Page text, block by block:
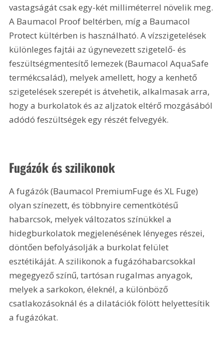
vastagságát csak egy-két milliméterrel növelik meg.
A Baumacol Proof beltérben, míg a Baumacol
Protect kültérben is használható. A vízszigetelések
különleges fajtái az úgynevezett szigetelő- és
feszültségmentesítő lemezek (Baumacol AquaSafe
termékcsalád), melyek amellett, hogy a kenhető
szigetelések szerepét is átvehetik, alkalmasak arra,
hogy a burkolatok és az aljzatok eltérő mozgásából
adódó feszültségek egy részét felvegyék.
Fugázók és szilikonok
A fugázók (Baumacol PremiumFuge és XL Fuge)
olyan színezett, és többnyire cementkötésű
habarcsok, melyek változatos színükkel a
hidegburkolatok megjelenésének lényeges részei,
döntően befolyásolják a burkolat felület
esztétikáját. A szilikonok a fugázóhabarcsokkal
megegyező színű, tartósan rugalmas anyagok,
melyek a sarkokon, éleknél, a különböző
csatlakozásoknál és a dilatációk fölött helyettesítik
a fugázókat.